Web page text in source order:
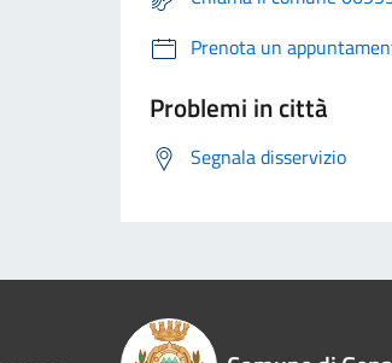
Prenota un
Problemi in città
Segnala disservizio